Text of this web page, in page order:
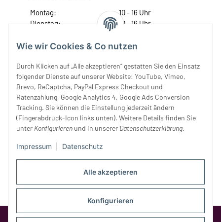
Alle akzeptieren
Konfigurieren
Wie wir Cookies & Co nutzen
Durch Klicken auf „Alle akzeptieren“ gestatten Sie den Einsatz
folgender Dienste auf unserer Website: YouTube, Vimeo,
Brevo, ReCaptcha, PayPal Express Checkout und
Ratenzahlung, Google Analytics 4, Google Ads Conversion
Tracking. Sie können die Einstellung jederzeit ändern
(Fingerabdruck-Icon links unten). Weitere Details finden Sie
unter Konfigurieren und in unserer Datenschutzerklärung.
Impressum Datenschutz
Montag:
10 - 16 Uhr
Dienstag:
10 - 16 Uhr
Donnerstag:
10 - 18 Uhr
Samstag:
10 - 14 Uhr
Unser Service
Rechtliches
Google Analytics deaktivierenStatus: